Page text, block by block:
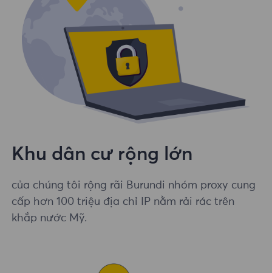
Khu dân cư rộng lớn
của chúng tôi rộng rãi Burundi nhóm proxy cung
cấp hơn 100 triệu địa chỉ IP nằm rải rác trên
khắp nước Mỹ.